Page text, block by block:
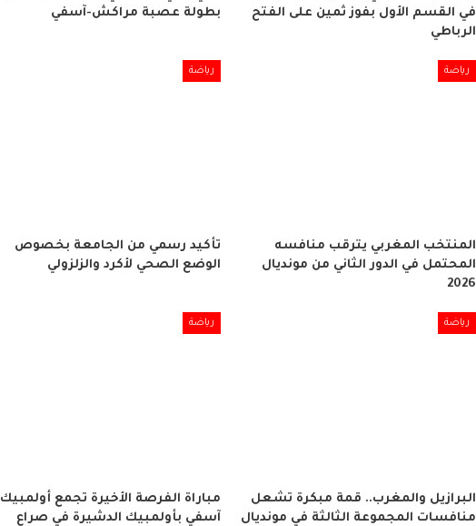
في القسم الأول بفوز ثمين على الفتح
الرباطي
بطولة عصبة مراكش-آسفي
رياضة
المنتخب المغربي يترقب منافسه
المحتمل في الدور الثاني من مونديال
2026
رياضة
تأكيد رسمي من الجامعة بخصوص
الوضع الصحي لأكرد والزلزولي
رياضة
البرازيل والمغرب.. قمة مبكرة تشعل
منافسات المجموعة الثالثة في مونديال
رياضة
مباراة الفرصة الأخيرة تجمع أولمبيك
آسفي بأولمبيك الدشيرة في صراع